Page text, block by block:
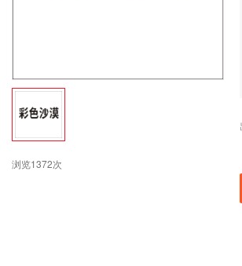
浏览1372次